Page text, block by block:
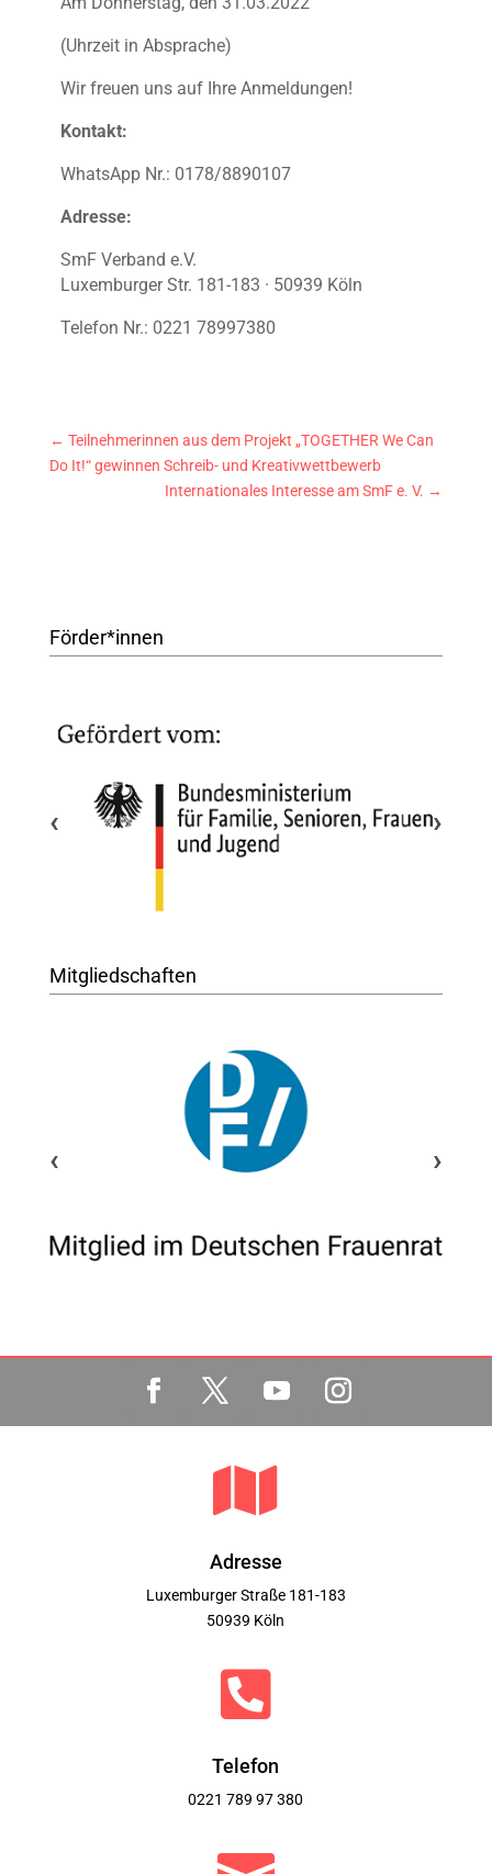
(Uhrzeit in Absprache)
Wir freuen uns auf Ihre Anmeldungen!
Kontakt:
WhatsApp Nr.: 0178/8890107
Adresse:
SmF Verband e.V.
Luxemburger Str. 181-183 · 50939 Köln
Telefon Nr.: 0221 78997380
← Teilnehmerinnen aus dem Projekt „TOGETHER We Can
Do It!“ gewinnen Schreib- und Kreativwettbewerb
Internationales Interesse am SmF e. V. →
Förder*innen
‹ ›
Mitgliedschaften
‹ ›

Adresse
Luxemburger Straße 181-183
50939 Köln

Telefon
0221 789 97 380